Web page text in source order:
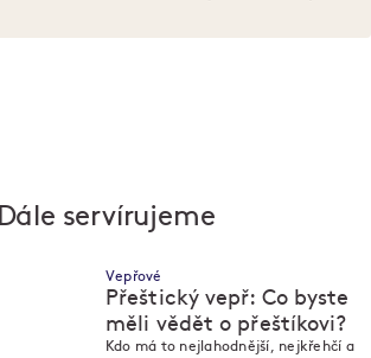
Dále servírujeme
Vepřové
Přeštický vepř: Co byste
měli vědět o přeštíkovi?
Kdo má to nejlahodnější, nejkřehčí a